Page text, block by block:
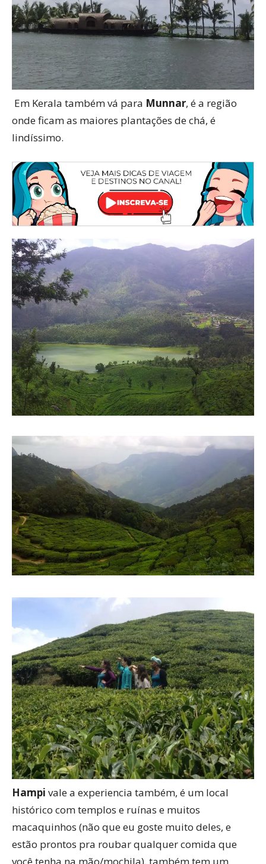
Em Kerala também vá para Munnar, é a região
onde ficam as maiores plantações de chá, é
lindíssimo.
Hampi vale a experiencia também, é um local
histórico com templos e ruínas e muitos
macaquinhos (não que eu goste muito deles, e
estão prontos pra roubar qualquer comida que
você tenha na mão/mochila), também tem um